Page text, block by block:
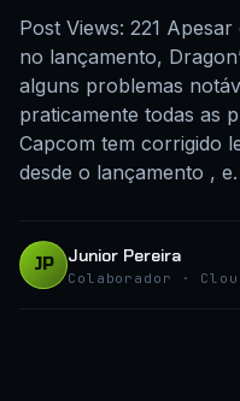
Post Views: 221
no lançamento,
alguns problemas
praticamente todas as
Capcom tem corrigido
desde o lançamento ,
JP Junior Pereira
Colaborador ·